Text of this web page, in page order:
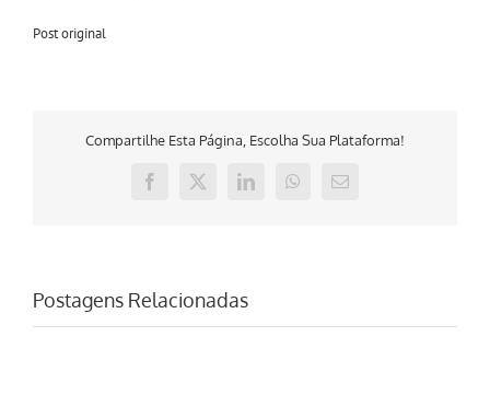
Post original
Compartilhe Esta Página, Escolha Sua Plataforma!
Facebook
X LinkedInWhatsApp
E-
Postagens Relacionadas